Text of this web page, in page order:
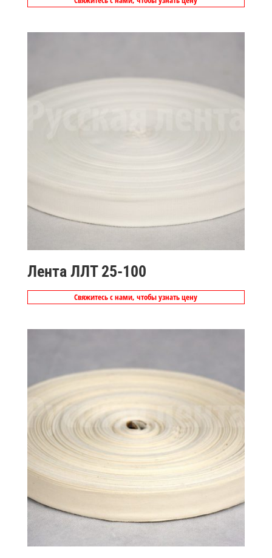
Лента ЛЛТ 25-100
Свяжитесь с нами, чтобы узнать цену